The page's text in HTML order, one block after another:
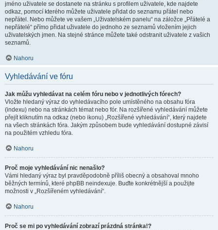
jméno uživatele se dostanete na stránku s profilem uživatele, kde najdete
odkaz, pomocí kterého můžete uživatele přidat do seznamu přátel nebo
nepřátel. Nebo můžete ve vašem „Uživatelském panelu“ na záložce „Přátelé a
nepřátelé“ přímo přidat uživatele do jednoho ze seznamů vložením jejich
uživatelských jmen. Na stejné stránce můžete také odstranit uživatele z vašich
seznamů.
Nahoru
Vyhledávání ve fóru
Jak můžu vyhledávat na celém fóru nebo v jednotlivých fórech?
Vložte hledaný výraz do vyhledávacího pole umístěného na obsahu fóra
(indexu) nebo na stránkách témat nebo fór. Na rozšířené vyhledávání můžete
přejít kliknutím na odkaz (nebo ikonu) „Rozšířené vyhledávání“, který najdete
na všech stránkách fóra. Jakým způsobem bude vyhledávání dostupné závisí
na použitém vzhledu fóra.
Nahoru
Proč moje vyhledávání nic nenašlo?
Vámi hledaný výraz byl pravděpodobně příliš obecný a obsahoval mnoho
běžných termínů, které phpBB neindexuje. Buďte konkrétnější a použijte
možnosti v „Rozšířeném vyhledávání“.
Nahoru
Proč se mi po vyhledávání zobrazí prázdná stránka!?